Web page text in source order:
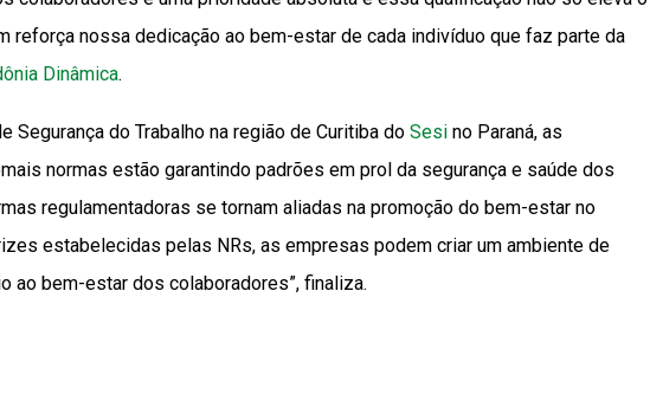
reforça nossa dedicação ao bem-estar de cada indivíduo que faz parte da
Dinâmica.
Segurança do Trabalho na região de Curitiba do Sesi no Paraná, as
normas estão garantindo padrões em prol da segurança e saúde dos
regulamentadoras se tornam aliadas na promoção do bem-estar no
estabelecidas pelas NRs, as empresas podem criar um ambiente de
ao bem-estar dos colaboradores”, finaliza.